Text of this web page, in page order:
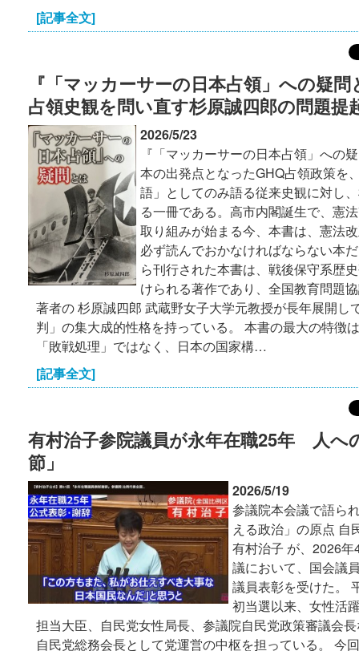
[記事全文]
『「マッカーサーの日本占領」への疑
占領史観を問い直す杉原誠四郎の問題提
2026/5/23
『「マッカーサーの日本占領」への
本の出発点となったGHQ占領政策を
語」としてのみ語る従来史観に対し
る一冊である。高市内閣誕生で、憲
取り組みが始まる今、本書は、憲法
必ず読んでおかなければならない本
ら刊行された本書は、戦後保守系歴
けられる著作であり、全国教育問題
著者の 杉原誠四郎 武蔵野女子大学元教授が長年展開し
判」の集大成的性格を持っている。 本書の最大の特徴
「敗戦処理」ではなく、日本の国家構…
[記事全文]
有村治子参院議員が永年在職25年 人へ
節」
2026/5/19
参議院本会議で語ら
える政治」の原点 自
有村治子 が、2026
議において、国会議
議員表彰を受けた。
初当選以来、女性活
担当大臣、自民党女性局長、参議院自民党政策審議会
自民党総務会長として党運営の中枢を担っている。 今